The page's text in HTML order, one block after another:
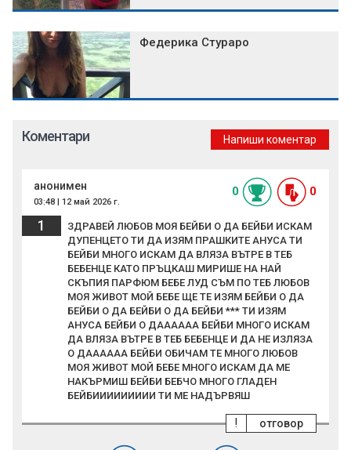
Федерика Стураро
Коментари Напиши коментар
анонимен
03:48 | 12 май 2026 г.
0 0
1
ЗДРАВЕЙ ЛЮБОВ МОЯ БЕЙБИ О ДА БЕЙБИ ИСКАМ
ДУПЕНЦЕТО ТИ ДА ИЗЯМ ПРАШКИТЕ АНУСА ТИ
БЕЙБИ МНОГО ИСКАМ ДА ВЛЯЗА ВЪТРЕ В ТЕБ
БЕБЕНЦЕ КАТО ПРЪЦКАШ МИРИШЕ НА НАЙ
СКЪПИЯ ПАРФЮМ БЕБЕ ЛУД СЪМ ПО ТЕБ ЛЮБОВ
МОЯ ЖИВОТ МОЙ БЕБЕ ЩЕ ТЕ ИЗЯМ БЕЙБИ О ДА
БЕЙБИ О ДА БЕЙБИ О ДА БЕЙБИ *** ТИ ИЗЯМ
АНУСА БЕЙБИ О ДАААААА БЕЙБИ МНОГО ИСКАМ
ДА ВЛЯЗА ВЪТРЕ В ТЕБ БЕБЕНЦЕ И ДА НЕ ИЗЛЯЗА
О ДАААААА БЕЙБИ ОБИЧАМ ТЕ МНОГО ЛЮБОВ
МОЯ ЖИВОТ МОЙ БЕБЕ МНОГО ИСКАМ ДА МЕ
НАКЪРМИШ БЕЙБИ БЕБЧО МНОГО ГЛАДЕН
БЕЙБИИИИИИИИИ ТИ МЕ НАДЪРВЯШ
отговор
!